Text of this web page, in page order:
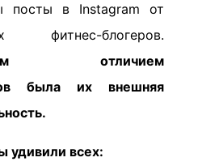
посты в Instagram от
фитнес-блогеров.
отличием
была их внешняя
удивили всех: